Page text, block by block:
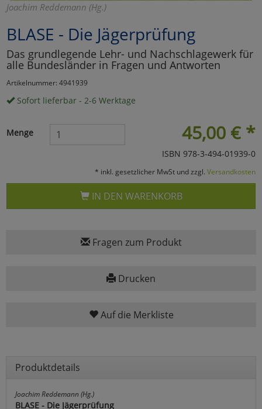
Joachim Reddemann (Hg.)
BLASE - Die Jägerprüfung
Das grundlegende Lehr- und Nachschlagewerk für
alle Bundesländer in Fragen und Antworten
Artikelnummer: 4941939
Sofort lieferbar - 2-6 Werktage
45,00 € *
Menge
ISBN 978-3-494-01939-0
* inkl. gesetzlicher MwSt und zzgl. Versandkosten
IN DEN WARENKORB
Fragen zum Produkt
Drucken
Auf die Merkliste
Produktdetails
Joachim Reddemann (Hg.)
BLASE - Die Jägerprüfung
Umfragetools
Cookies
Alle Akzeptieren
Cookies
Einstellungen speichern
zu Haupptseite